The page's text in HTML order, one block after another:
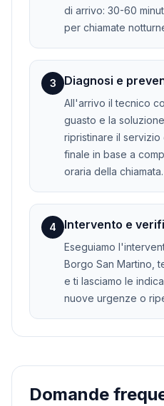
di arrivo: 30-60
per chiamate
3 Diagnosi e
All'arrivo il tecnico
guasto e la
ripristinare il
finale in base a
oraria della chiamata.
4 Intervento e
Eseguiamo
Borgo San Martino,
e ti lasciamo le
nuove urgenze o
Domande